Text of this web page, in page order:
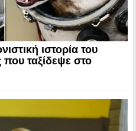
ιστορία του
ταξίδεψε στο